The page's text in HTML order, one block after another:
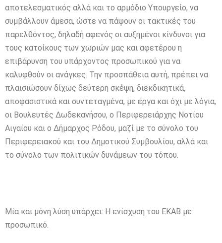
αποτελεσματικός αλλά και το αρμόδιο Υπουργείο, να
συμβάλλουν άμεσα, ώστε να πάψουν οι τακτικές του
παρελθόντος, δηλαδή αφενός οι αυξημένοι κίνδυνοι για
τους κατοίκους των χωριών μας και αφετέρου η
επιβάρυνση του υπάρχοντος προσωπικού για να
καλυφθούν οι ανάγκες. Την προσπάθεια αυτή, πρέπει να
πλαισιώσουν δίχως δεύτερη σκέψη, διεκδικητικά,
αποφασιστικά και συντεταγμένα, με έργα και όχι με λόγια,
οι Βουλευτές Δωδεκανήσου, ο Περιφερειάρχης Νοτίου
Αιγαίου και ο Δήμαρχος Ρόδου, μαζί με το σύνολο του
Περιφερειακού και του Δημοτικού Συμβουλίου, αλλά και
το σύνολο των πολιτικών δυνάμεων του τόπου.
Μία και μόνη λύση υπάρχει: Η ενίσχυση του ΕΚΑΒ με
προσωπικό.